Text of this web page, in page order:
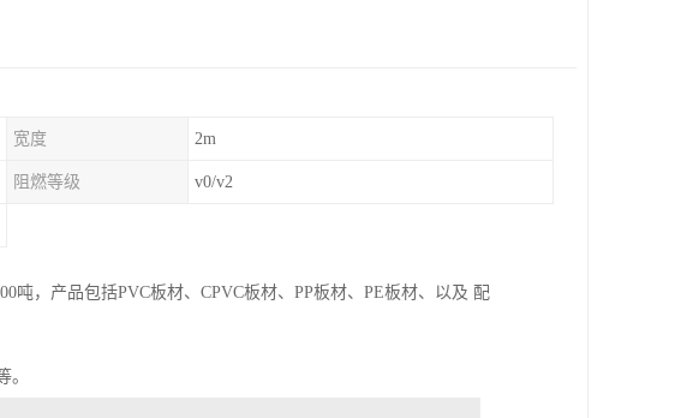
宽度 2m
阻燃等级 v0/v2
吨，产品包括PVC板材、CPVC板材、PP板材、PE板材、以及 配
。